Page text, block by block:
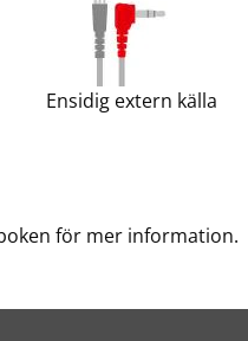
Ensidig extern källa
för mer information.